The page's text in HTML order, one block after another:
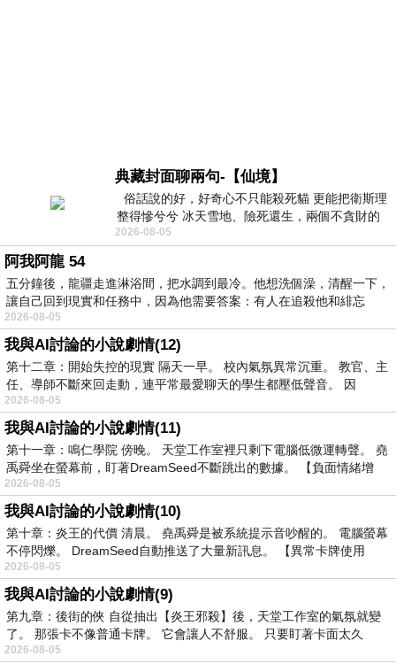
典藏封面聊兩句-【仙境】
俗話說的好，好奇心不只能殺死貓 更能把衛斯理
整得慘兮兮 冰天雪地、險死還生，兩個不貪財的
人尋什麼寶？ 人家追尋愛情還
2026-08-05
阿我阿龍 54
五分鐘後，龍疆走進淋浴間，把水調到最冷。他想洗個澡，清醒一下，
讓自己回到現實和任務中，因為他需要答案：有人在追殺他和緋忘
2026-08-05
我與AI討論的小說劇情(12)
第十二章：開始失控的現實 隔天一早。 校內氣氛異常沉重。 教官、主
任、導師不斷來回走動，連平常最愛聊天的學生都壓低聲音。 因
2026-08-05
我與AI討論的小說劇情(11)
第十一章：鳴仁學院 傍晚。 天堂工作室裡只剩下電腦低微運轉聲。 堯
禹舜坐在螢幕前，盯著DreamSeed不斷跳出的數據。 【負面情緒增
2026-08-05
我與AI討論的小說劇情(10)
第十章：炎王的代價 清晨。 堯禹舜是被系統提示音吵醒的。 電腦螢幕
不停閃爍。 DreamSeed自動推送了大量新訊息。 【異常卡牌使用
2026-08-05
我與AI討論的小說劇情(9)
第九章：後街的俠 自從抽出【炎王邪殺】後，天堂工作室的氣氛就變
了。 那張卡不像普通卡牌。 它會讓人不舒服。 只要盯著卡面太久
2026-08-05